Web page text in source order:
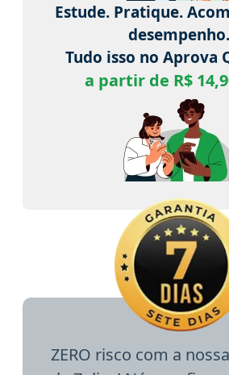
Estude. Pratique.
desempenho.
Tudo isso no Aprova
a partir de R$
ZERO risco com a